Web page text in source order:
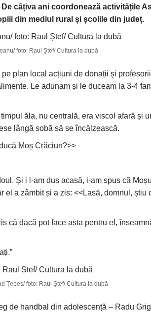
câțiva ani coordonează activitățile
din mediul rural și școlile din județ.
foto: Raul Ștef/ Cultura la dubă
plan local acțiuni de donații și
Le adunam și le duceam la 3-4
ăla, nu centrală, era viscol afară și
lângă sobă să se încălzească.
Moș Crăciun?>>
Și i l-am dus acasă, i-am spus că
el a zâmbit și a zis: <<Lasă, domnul, știu
că dacă pot face asta pentru el,
Țepes/ foto: Raul Ștef/ Cultura la dubă
de handbal din adolescență – Radu